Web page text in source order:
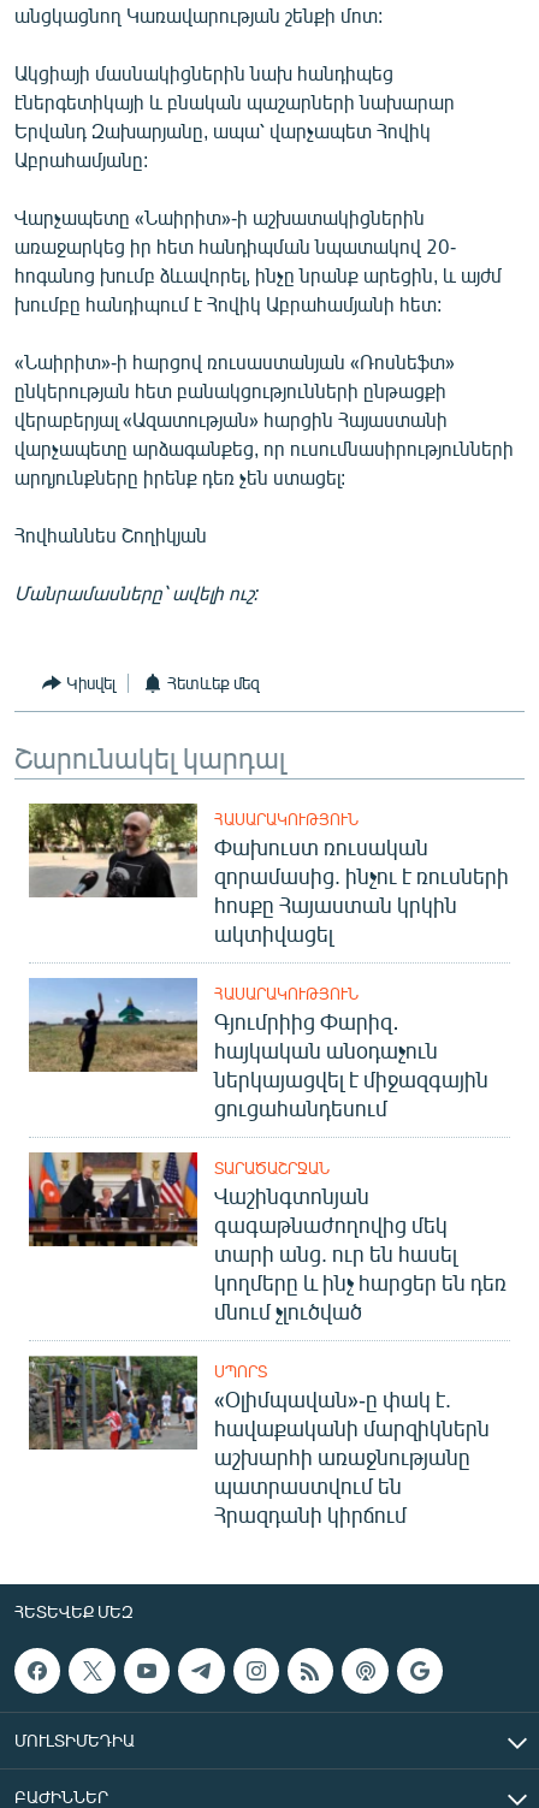
ԲԱՆԱՎԵՃ
ՁԳՏԵԼՈՎ ԼԱՎԱԳՈՒՅՆԻՆ
ՓՈԴՔԱՍԹ
Հայերեն
English
Русский
ՀԵՏԵՎԵՔ ՄԵԶ
«Ազատության» բոլոր կայքերը
անցկացնող Կառավարության շենքի մոտ:
Ակցիայի մասնակիցներին նախ հանդիպեց
էներգետիկայի և բնական պաշարների նախարար
Երվանդ Զախարյանը, ապա՝ վարչապետ Հովիկ
Աբրահամյանը:
Վարչապետը «Նաիրիտ»-ի աշխատակիցներին
առաջարկեց իր հետ հանդիպման նպատակով 20-
հոգանոց խումբ ձևավորել, ինչը նրանք արեցին, և այժմ
խումբը հանդիպում է Հովիկ Աբրահամյանի հետ:
«Նաիրիտ»-ի հարցով ռուսաստանյան «Ռոսնեֆտ»
ընկերության հետ բանակցությունների ընթացքի
վերաբերյալ «Ազատության» հարցին Հայաստանի
վարչապետը արձագանքեց, որ ուսումնասիրությունների
արդյունքները իրենք դեռ չեն ստացել:
Հովհաննես Շողիկյան
Մանրամասները՝ ավելի ուշ:
Կիսվել Հետևեք մեզ
Շարունակել կարդալ
ՀԱՍԱՐԱԿՈՒԹՅՈՒՆ
Փախուստ ռուսական
զորամասից. ինչու է ռուսների
հոսքը Հայաստան կրկին
ակտիվացել
ՀԱՍԱՐԱԿՈՒԹՅՈՒՆ
Գյումրիից Փարիզ․
հայկական անօդաչուն
ներկայացվել է միջազգային
ցուցահանդեսում
ՏԱՐԱԾԱՇՐՋԱՆ
Վաշինգտոնյան
գագաթնաժողովից մեկ
տարի անց. ուր են հասել
կողմերը և ինչ հարցեր են դեռ
մնում չլուծված
ՍՊՈՐՏ
«Օլիմպավան»-ը փակ է.
հավաքականի մարզիկներն
աշխարհի առաջնությանը
պատրաստվում են
Հրազդանի կիրճում
ՀԵՏԵՎԵՔ ՄԵԶ
ՄՈՒԼՏԻՄԵԴԻԱ
ԲԱԺԻՆՆԵՐ